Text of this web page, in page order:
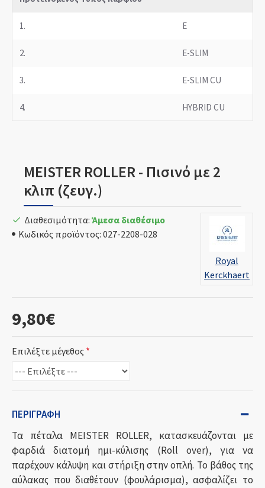
1. E
2. E-SLIM
3. E-SLIM CU
4. HYBRID CU
MEISTER ROLLER - Πισινό με 2
κλιπ (ζευγ.)
9,80€
Διαθεσιμότητα: Άμεσα διαθέσιμο
Κωδικός προϊόντος: 027-2208-028
Royal
Kerckhaert
Επιλέξτε μέγεθος
ΠΕΡΙΓΡΑΦΉ
Τα πέταλα MEISTER ROLLER, κατασκευάζονται με
φαρδιά διατομή ημι-κύλισης (Roll over), για να
παρέχουν κάλυψη και στήριξη στην οπλή. Το βάθος της
αύλακας που διαθέτουν (φουλάρισμα), ασφαλίζει το